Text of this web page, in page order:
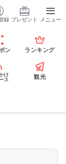
録 プレゼント メニュー
ン ランキング
け
ス
観光